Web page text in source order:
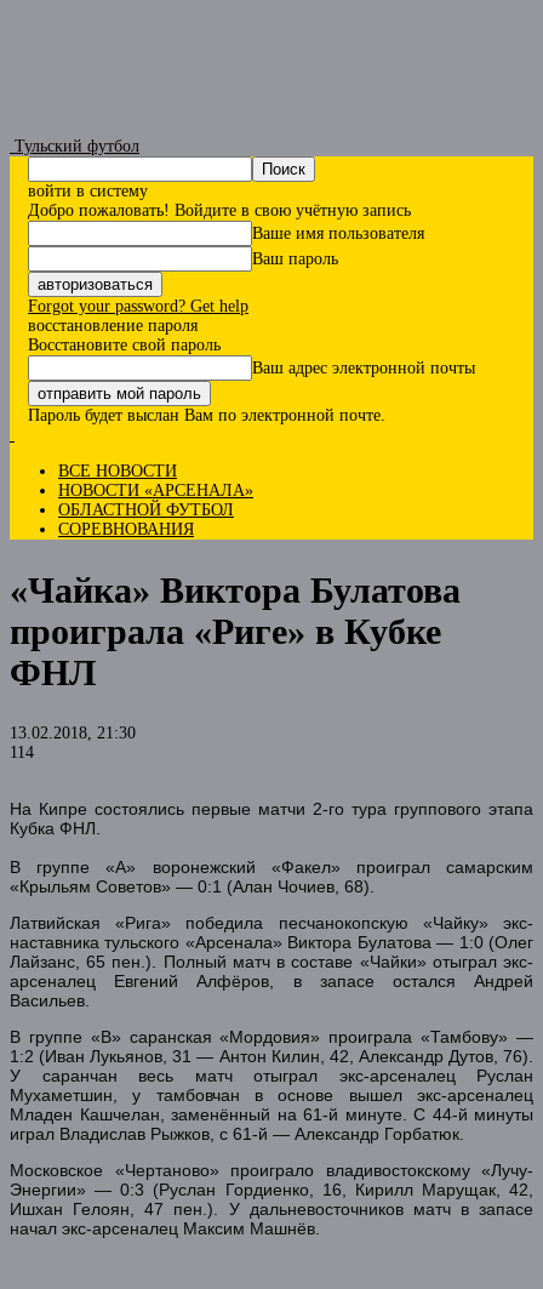
Тульский футбол
войти в систему
Добро пожаловать! Войдите в свою учётную запись
Ваше имя пользователя
Ваш пароль
Forgot your password? Get help
восстановление пароля
Восстановите свой пароль
Ваш адрес электронной почты
Пароль будет выслан Вам по электронной почте.
ВСЕ НОВОСТИ
НОВОСТИ «АРСЕНАЛА»
ОБЛАСТНОЙ ФУТБОЛ
СОРЕВНОВАНИЯ
«Чайка» Виктора Булатова
проиграла «Риге» в Кубке
ФНЛ
13.02.2018, 21:30
114
На Кипре состоялись первые матчи 2-го тура группового этапа
Кубка ФНЛ.
В группе «А» воронежский «Факел» проиграл самарским
«Крыльям Советов» — 0:1 (Алан Чочиев, 68).
Латвийская «Рига» победила песчанокопскую «Чайку» экс-
наставника тульского «Арсенала» Виктора Булатова — 1:0 (Олег
Лайзанс, 65 пен.). Полный матч в составе «Чайки» отыграл экс-
арсеналец Евгений Алфёров, в запасе остался Андрей
Васильев.
В группе «B» саранская «Мордовия» проиграла «Тамбову» —
1:2 (Иван Лукьянов, 31 — Антон Килин, 42, Александр Дутов, 76).
У саранчан весь матч отыграл экс-арсеналец Руслан
Мухаметшин, у тамбовчан в основе вышел экс-арсеналец
Младен Кашчелан, заменённый на 61-й минуте. С 44-й минуты
играл Владислав Рыжков, с 61-й — Александр Горбатюк.
Московское «Чертаново» проиграло владивостокскому «Лучу-
Энергии» — 0:3 (Руслан Гордиенко, 16, Кирилл Марущак, 42,
Ишхан Гелоян, 47 пен.). У дальневосточников матч в запасе
начал экс-арсеналец Максим Машнёв.